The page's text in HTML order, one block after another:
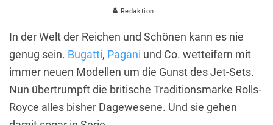
Redaktion
In der Welt der Reichen und Schönen kann es nie
genug sein. Bugatti, Pagani und Co. wetteifern mit
immer neuen Modellen um die Gunst des Jet-Sets.
Nun übertrumpft die britische Traditionsmarke Rolls-
Royce alles bisher Dagewesene. Und sie gehen